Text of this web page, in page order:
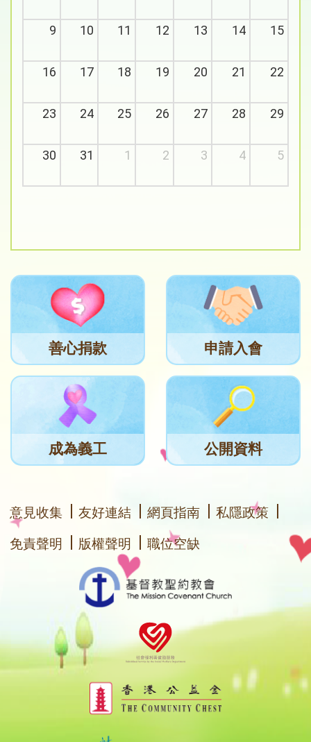
9 10 11 12 13 14 15
16 17 18 19 20 21 22
23 24 25 26 27 28 29
30 31 1 2 3 4 5
善心捐款 申請入會
成為義工 公開資料
意見收集 友好連結 網頁指南
私隱政策
免責聲明
版權聲明 職位空缺